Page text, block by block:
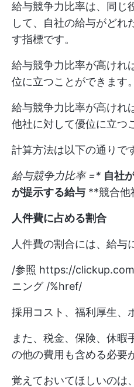
給与競争力比率は、同じ
して、自社の給与がどれ
す指標です。
給与競争力比率が高けれ
位に立つことができます。
給与競争力比率が高けれ
他社に対して優位に立つ
計算方法は以下の通りで
給与競争力比率 =* 自社
が提示する給与 **競合他
人件費に占める割合
人件費の割合には、給与
/参照 https://
ニング /%href/
採用コスト、福利厚生、
また、税金、保険、休暇
の他の費用も含める必要
覚えておいてほしいのは